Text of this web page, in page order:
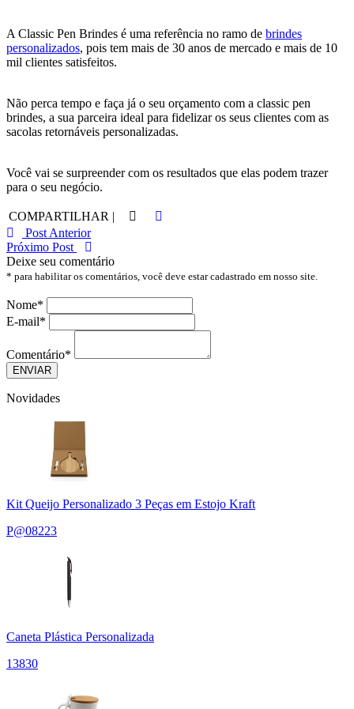
A Classic Pen Brindes é uma referência no ramo de brindes
personalizados, pois tem mais de 30 anos de mercado e mais de 10
mil clientes satisfeitos.
Não perca tempo e faça já o seu orçamento com a classic pen
brindes, a sua parceira ideal para fidelizar os seus clientes com as
sacolas retornáveis personalizadas.
Você vai se surpreender com os resultados que elas podem trazer
para o seu negócio.
COMPARTILHAR |
Post Anterior
Próximo Post
Deixe seu comentário
* para habilitar os comentários, você deve estar cadastrado em nosso site.
Nome*
E-mail*
Comentário*
Novidades
Kit Queijo Personalizado 3 Peças em Estojo Kraft
P@08223
Caneta Plástica Personalizada
13830